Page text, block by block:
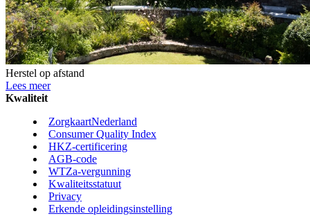
Herstel op afstand
Lees meer
Kwaliteit
ZorgkaartNederland
Consumer Quality Index
HKZ-certificering
AGB-code
WTZa-vergunning
Kwaliteitsstatuut
Privacy
Erkende opleidingsinstelling